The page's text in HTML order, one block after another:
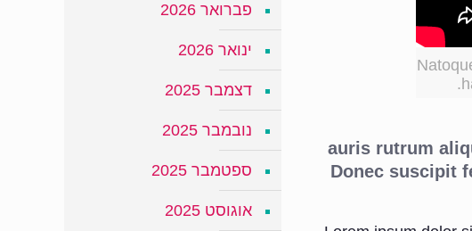
auris rutrum
Donec suscipit
פברואר 2026
ינואר 2026
דצמבר 2025
נובמבר 2025
ספטמבר 2025
אוגוסט 2025